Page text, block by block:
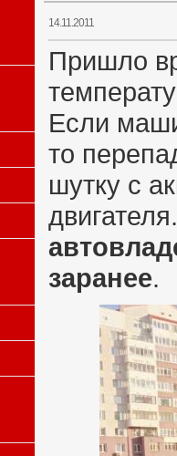
14.11.2011
Пришло
Если
то
шутку с
заранее.